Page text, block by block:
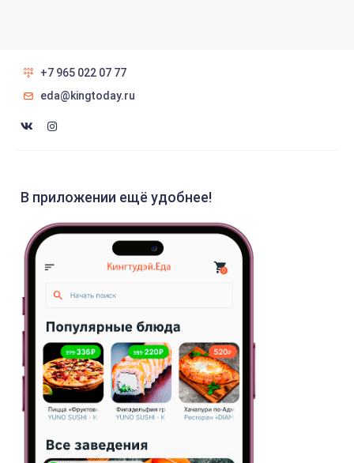
+7 965 022 07 77
eda@kingtoday.ru
В приложении ещё удобнее!